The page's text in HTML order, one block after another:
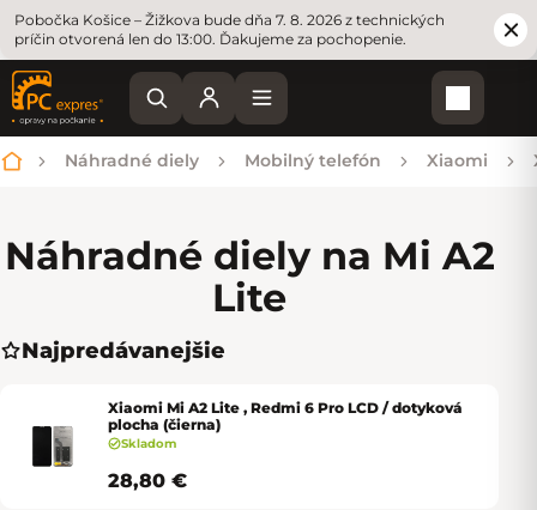
Pobočka Košice – Žižkova bude dňa 7. 8. 2026 z technických
príčin otvorená len do 13:00. Ďakujeme za pochopenie.
Domov
Náhradné diely Mobilný telefón Xiaomi
Náhradné diely na Mi A2
Lite
Najpredávanejšie
Xiaomi Mi A2 Lite , Redmi 6 Pro LCD / dotyková
plocha (čierna)
Skladom
28,80 €